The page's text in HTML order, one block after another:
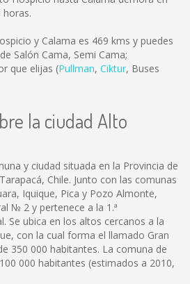
y Calama es 469 kms y puedes
Salón Cama, Semi Cama;
que elijas (Pullman, Ciktur, Buses
la ciudad Alto
y ciudad situada en la Provincia de
Chile. Junto con las comunas
Iquique, Pica y Pozo Almonte,
№ 2 y pertenece a la 1.ª
Se ubica en los altos cercanos a la
con la cual forma el llamado Gran
350 000 habitantes. La comuna de
000 habitantes (estimados a 2010,